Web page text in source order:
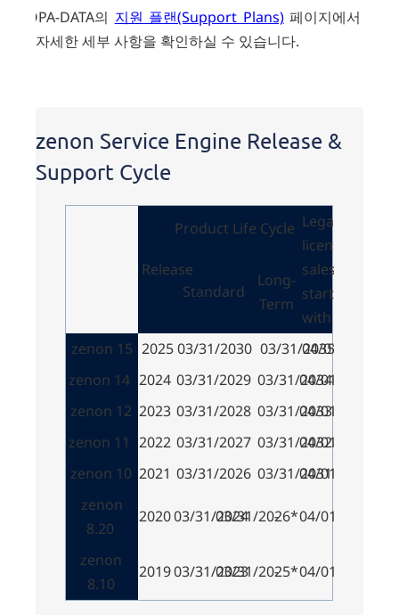
COPA-DATA의 지원 플랜(Support Plans)페이지에서 보
다 자세한 세부 사항을 확인하실 수 있습니다.
Engine
Support
zenon Service Engine Release &
Support Cycle
Release
Product Life Cycle Legacy
license
sales
starting
with
Standard
Long-
Term
zenon 15 202503/31/2030 03/31/203504/01/2030
zenon 14 2024 03/31/2029 03/31/203404/01/2029
zenon 12 2023 03/31/2028 03/31/203304/01/2028
zenon 11 2022 03/31/2027 03/31/203204/01/2027
zenon 10 2021 03/31/2026 03/31/203104/01/2026
zenon
8.20
202003/31/202403/31/2026*
- 04/01/2025
zenon
8.10
201903/31/202303/31/2025*
- 04/01/2024